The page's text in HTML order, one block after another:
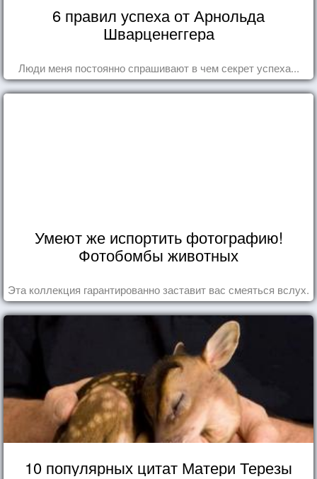
6 правил успеха от Арнольда
Шварценеггера
Люди меня постоянно спрашивают в чем секрет успеха...
Умеют же испортить фотографию!
Фотобомбы животных
Эта коллекция гарантированно заставит вас смеяться вслух.
10 популярных цитат Матери Терезы